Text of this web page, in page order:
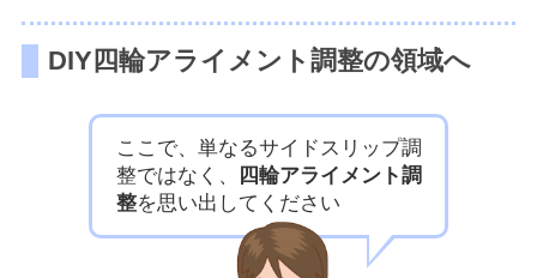
DIY四輪アライメント調整の領域へ
ここで、単なるサイドスリップ調
整ではなく、
四輪アライメント調
整を思い出してください